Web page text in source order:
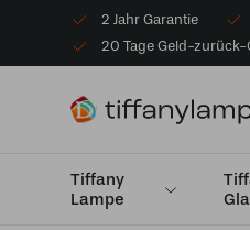
2 Jahr Garantie
20 Tage Geld-zurück-
Tiffany
Lampe
Startseite